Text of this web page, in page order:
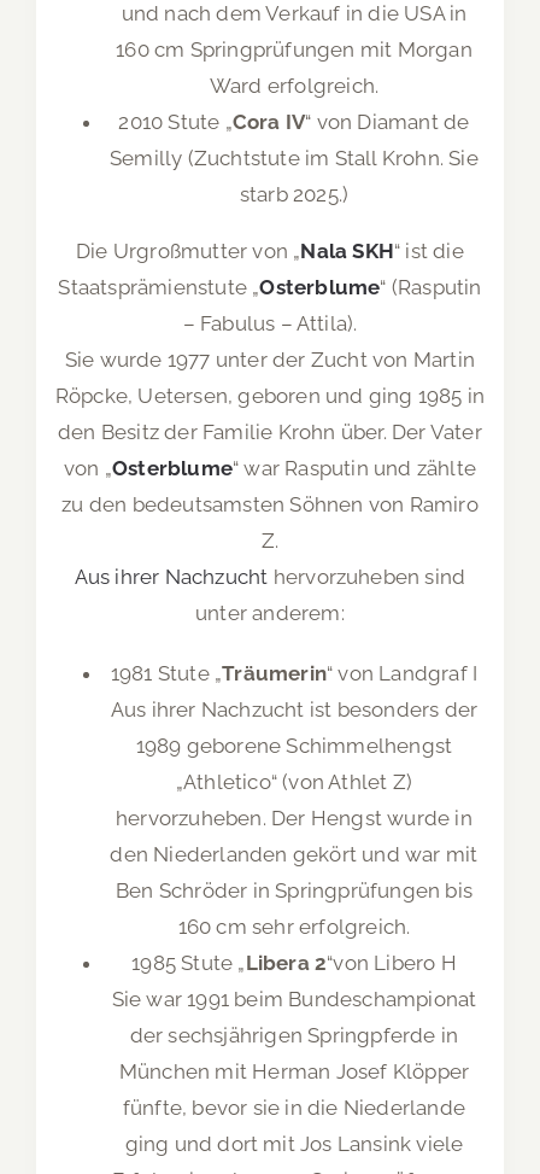
und nach dem Verkauf in die USA in
160 cm Springprüfungen mit Morgan
Ward erfolgreich.
2010 Stute „Cora IV“ von Diamant de
Semilly (Zuchtstute im Stall Krohn. Sie
starb 2025.)
Die Urgroßmutter von „Nala SKH“ ist die
Staatsprämienstute „Osterblume“ (Rasputin
– Fabulus – Attila).
Sie wurde 1977 unter der Zucht von Martin
Röpcke, Uetersen, geboren und ging 1985 in
den Besitz der Familie Krohn über. Der Vater
von „Osterblume“ war Rasputin und zählte
zu den bedeutsamsten Söhnen von Ramiro
Z.
Aus ihrer Nachzucht hervorzuheben sind
unter anderem:
1981 Stute „Träumerin“ von Landgraf I
Aus ihrer Nachzucht ist besonders der
1989 geborene Schimmelhengst
„Athletico“ (von Athlet Z)
hervorzuheben. Der Hengst wurde in
den Niederlanden gekört und war mit
Ben Schröder in Springprüfungen bis
160 cm sehr erfolgreich.
1985 Stute „Libera 2“von Libero H
Sie war 1991 beim Bundeschampionat
der sechsjährigen Springpferde in
München mit Herman Josef Klöpper
fünfte, bevor sie in die Niederlande
ging und dort mit Jos Lansink viele